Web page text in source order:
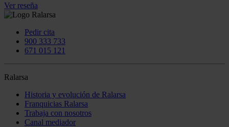
Ver reseña
Pedir cita
900 333 733
671 015 121
Ralarsa
Historia y evolución de Ralarsa
Franquicias Ralarsa
Trabaja con nosotros
Canal mediador